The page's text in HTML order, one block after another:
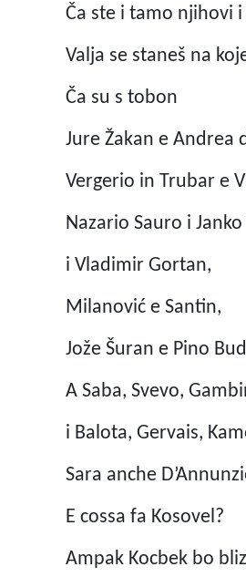
Ča ste i tamo njihovi i
Valja se staneš na
Ča su s tobon
Jure Žakan e Andrea
Vergerio in Trubar e
Nazario Sauro i
i Vladimir Gortan,
Milanović e Santin,
Jože Šuran e Pino
A Saba, Svevo,
i Balota, Gervais,
Sara anche
E cossa fa Kosovel?
Ampak Kocbek bo